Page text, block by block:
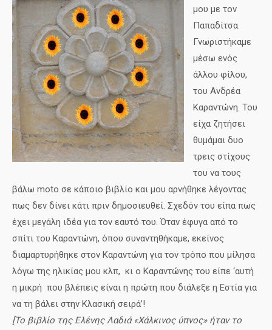
μου με τον
Παπαδίτσα.
Γνωριστήκαμε
μέσω ενός
άλλου φίλου,
του Ανδρέα
Καραντώνη. Του
είχα ζητήσει
θυμάμαι δυο
τρεις στίχους
του να τους
βάλω moto σε κάποιο βιβλίο και μου αρνήθηκε λέγοντας
πως δεν δίνει κάτι πριν δημοσιευθεί. Σχεδόν του είπα πως
έχει μεγάλη ιδέα για τον εαυτό του. Όταν έφυγα από το
σπίτι του Καραντώνη, όπου συναντηθήκαμε, εκείνος
διαμαρτυρήθηκε στον Καραντώνη για τον τρόπο που μίλησα
λόγω της ηλικίας μου κλπ, κι ο Καραντώνης του είπε ‘αυτή
η μικρή που βλέπεις είναι η πρώτη που διάλεξε η Εστία για
να τη βάλει στην Κλασική σειρά’!
[Το βιβλίο της Ελένης Λαδιά «Χάλκινος ύπνος» ήταν το